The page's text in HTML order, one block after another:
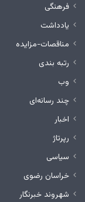
فرهنگی
یادداشت
مناقصات-مزایده
رتبه بندی
وب
چند رسانه‌ای
اخبار
رپرتاژ
سیاسی
خراسان رضوی
شهروند خبرنگار